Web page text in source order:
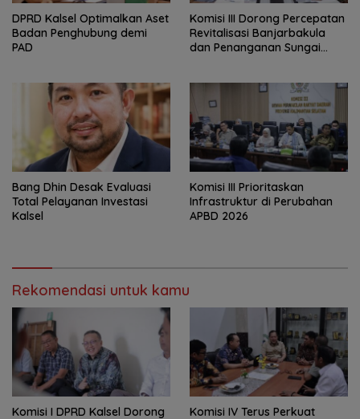
‎DPRD Kalsel Optimalkan Aset
Badan Penghubung demi
PAD
‎Komisi III Dorong Percepatan
Revitalisasi Banjarbakula
dan Penanganan Sungai
‎Bang Dhin Desak Evaluasi
Total Pelayanan Investasi
Kalsel
‎Komisi III Prioritaskan
Infrastruktur di Perubahan
APBD 2026
Rekomendasi untuk kamu
Komisi I DPRD Kalsel Dorong
Komisi IV Terus Perkuat